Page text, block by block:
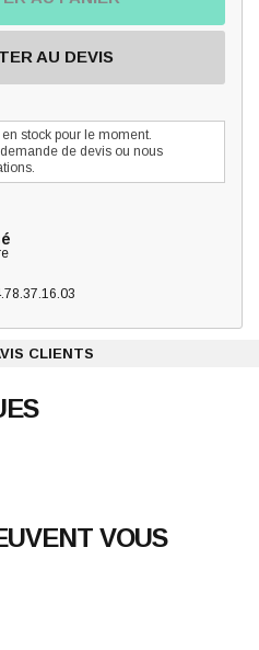
AU DEVIS
stock pour le moment.
de devis ou nous
CLIENTS
VOUS